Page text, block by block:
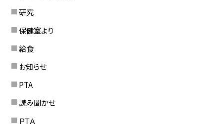
研究
保健室より
給食
お知らせ
PTA
読み聞かせ
ＰＴＡ